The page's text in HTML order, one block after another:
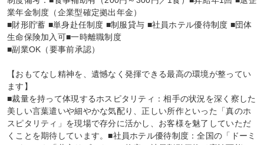
業年金制度（企業型確定拠出年金）
■財形貯蓄 ■単身赴任制度 ■制服貸与 ■社員ホテル優待制度 ■団体
生命保険加入可■一時離職制度
■副業OK（要事前承認）
【おもてなし精神を、遺憾なく発揮できる最高の環境が整ってい
ます】
■裁量を持って体現するホスピタリティ：相手の状況を深く察した
美しい言葉遣いや細やかな気配り、正しい所作といった「真のホ
スピタリティ」を現場で存分に活かし、お客様を魅了していただ
くことを期待しています。■社員ホテル優待制度：全国の「ドーミ